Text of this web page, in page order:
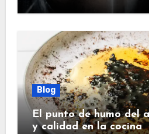
Blog
El punto de humo del
y calidad en la cocina